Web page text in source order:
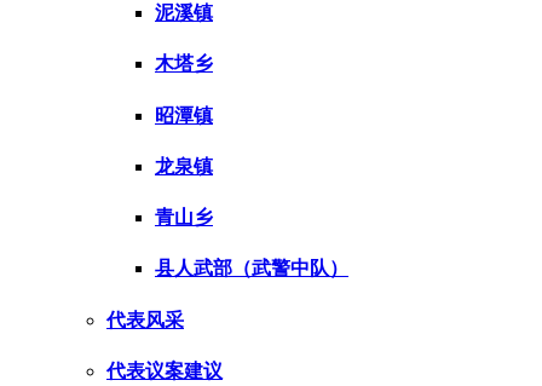
泥溪镇
木塔乡
昭潭镇
龙泉镇
青山乡
县人武部（武警中队）
代表风采
代表议案建议